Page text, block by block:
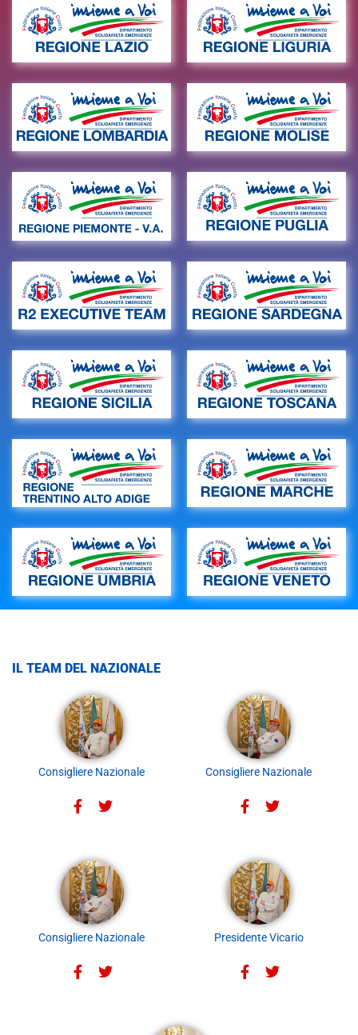
IL TEAM DEL NAZIONALE
Consigliere Nazionale Consigliere Nazionale
Consigliere Nazionale Presidente Vicario